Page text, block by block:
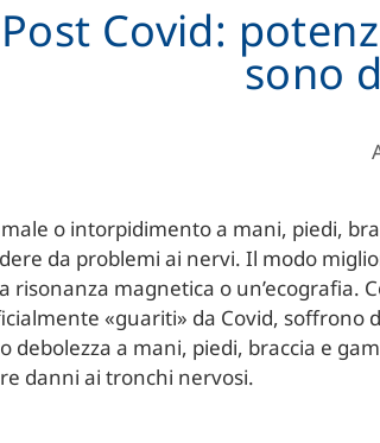
Post Covid:
sono
o intorpidimento a mani, piedi,
da problemi ai nervi. Il modo
risonanza magnetica o un’ecografia.
«guariti» da Covid, soffrono
debolezza a mani, piedi, braccia e
danni ai tronchi nervosi.